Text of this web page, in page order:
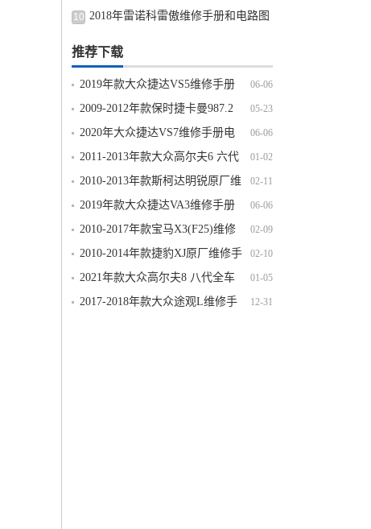
线路图修车资源下载
10 2018年雷诺科雷傲维修手册和电路图
推荐下载
06-06
2019年款大众捷达VS5维修手册
电路图线路图资料下载
05-23
2009-2012年款保时捷卡曼987.2
BOXSTER Cayman维修手册资料下载06-06
2020年大众捷达VS7维修手册电
路图线路图资料下载
01-02
2011-2013年款大众高尔夫6 六代
维修手册电路图线路图资料下载
02-11
2010-2013年款斯柯达明锐原厂维
修手册电路图线路图资料下载
06-06
2019年款大众捷达VA3维修手册
电路图线路图资料下载
02-09
2010-2017年款宝马X3(F25)维修
电路图线路图资料下载
02-10
2010-2014年款捷豹XJ原厂维修手
册电路图线路图资料下载
01-05
2021年款大众高尔夫8 八代全车
电路图线路图接线图资料下载
12-31
2017-2018年款大众途观L维修手